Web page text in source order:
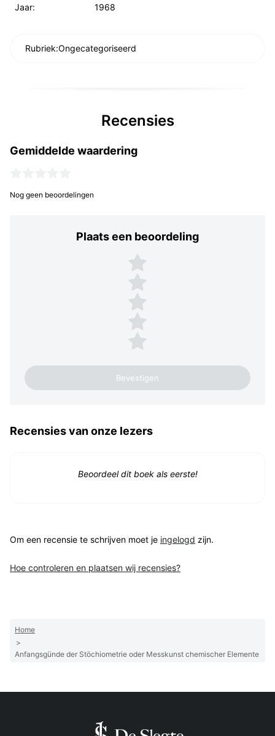
Jaar: 1968
Rubriek:Ongecategoriseerd
Recensies
Gemiddelde waardering
Nog geen beoordelingen
Plaats een beoordeling
Plaats een beoordeling
5 sterren
4 sterren
3 sterren
2 sterren
1 ster
Recensies van onze lezers
Beoordeel dit boek als eerste!
Om een recensie te schrijven moet je ingelogd zijn.
Hoe controleren en plaatsen wij recensies?
Home
>
Anfangsgünde der Stöchiometrie oder Messkunst chemischer Elemente